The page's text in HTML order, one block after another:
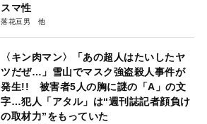
スマ性
落花豆男
〈キン肉マン〉「あの超人はたいしたヤ
ツだぜ…」雪山でマスク強盗殺人事件が
発生!! 被害者5人の胸に謎の「A」の文
字…犯人「アタル」は“週刊誌記者顔負け
の取材力”をもっていた